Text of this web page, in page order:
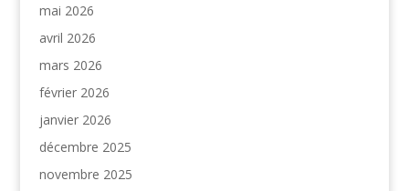
mai 2026
avril 2026
mars 2026
février 2026
janvier 2026
décembre 2025
novembre 2025